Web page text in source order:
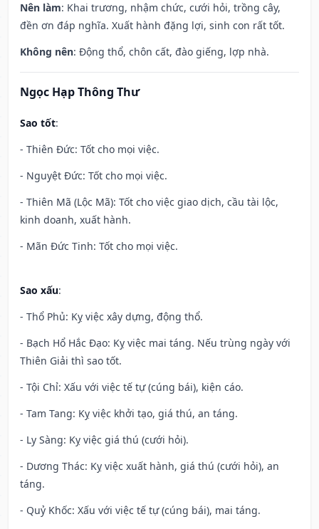
Nên làm: Khai trương, nhậm chức, cưới hỏi, trồng cây,
đền ơn đáp nghĩa. Xuất hành đặng lợi, sinh con rất tốt.
Không nên: Động thổ, chôn cất, đào giếng, lợp nhà.
Ngọc Hạp Thông Thư
Sao tốt:
- Thiên Đức: Tốt cho mọi việc.
- Nguyệt Đức: Tốt cho mọi việc.
- Thiên Mã (Lộc Mã): Tốt cho việc giao dịch, cầu tài lộc,
kinh doanh, xuất hành.
- Mãn Đức Tinh: Tốt cho mọi việc.
Sao xấu:
- Thổ Phủ: Kỵ việc xây dựng, động thổ.
- Bạch Hổ Hắc Đạo: Kỵ việc mai táng. Nếu trùng ngày với
Thiên Giải thì sao tốt.
- Tội Chỉ: Xấu với việc tế tự (cúng bái), kiện cáo.
- Tam Tang: Kỵ việc khởi tạo, giá thú, an táng.
- Ly Sàng: Kỵ việc giá thú (cưới hỏi).
- Dương Thác: Kỵ việc xuất hành, giá thú (cưới hỏi), an
táng.
- Quỷ Khốc: Xấu với việc tế tự (cúng bái), mai táng.